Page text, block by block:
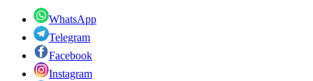
WhatsApp
Telegram
Facebook
Instagram